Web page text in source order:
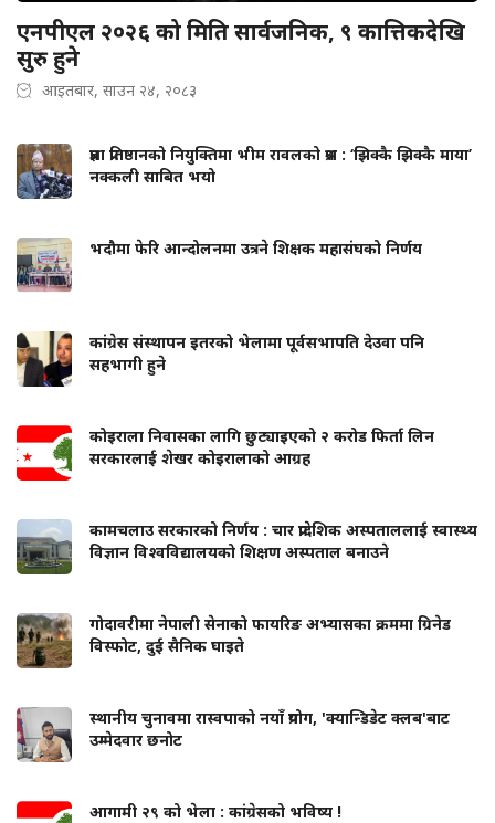
एनपीएल २०२६ को मिति सार्वजनिक, ९ कात्तिकदेखि
सुरु हुने
आइतबार, साउन २४, २०८३
प्रज्ञा प्रतिष्ठानको नियुक्तिमा भीम रावलको प्रश्न : ‘झिक्कै झिक्कै माया’
नक्कली साबित भयो
भदौमा फेरि आन्दोलनमा उत्रने शिक्षक महासंघको निर्णय
कांग्रेस संस्थापन इतरको भेलामा पूर्वसभापति देउवा पनि
सहभागी हुने
कोइराला निवासका लागि छुट्याइएको २ करोड फिर्ता लिन
सरकारलाई शेखर कोइरालाको आग्रह
कामचलाउ सरकारको निर्णय : चार प्रादेशिक अस्पताललाई स्वास्थ्य
विज्ञान विश्वविद्यालयको शिक्षण अस्पताल बनाउने
गोदावरीमा नेपाली सेनाको फायरिङ अभ्यासका क्रममा ग्रिनेड
विस्फोट, दुई सैनिक घाइते
स्थानीय चुनावमा रास्वपाको नयाँ प्रयोग, 'क्यान्डिडेट क्लब'बाट
उम्मेदवार छनोट
आगामी २९ को भेला : कांग्रेसको भविष्य !